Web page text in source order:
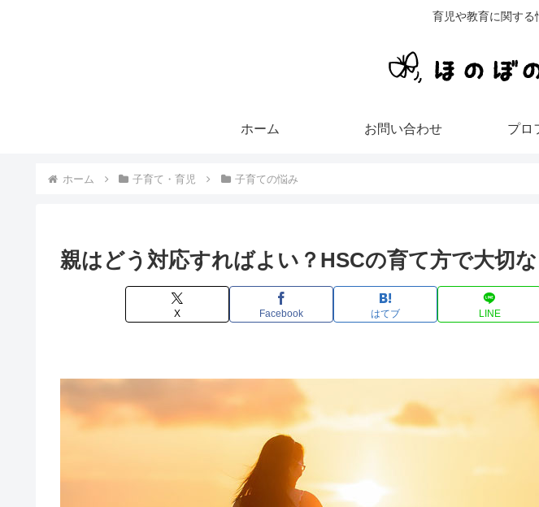
育児や教育に関す
ホーム お問い合わせ プロ
ホーム 子育て・育児 子育ての悩み
親はどう対応すればよい？HSCの育て方で大切
X Facebook はてブ LINE